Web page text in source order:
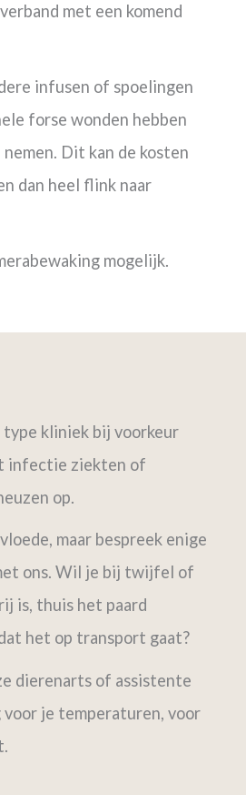
met een komend
infusen of spoelingen
forse wonden hebben
Dit kan de kosten
dan heel flink naar
mogelijk.
type kliniek bij voorkeur
infectie ziekten of
op.
maar bespreek enige
ons. Wil je bij twijfel of
is, thuis het paard
het op transport gaat?
dierenarts of assistente
voor je temperaturen, voor